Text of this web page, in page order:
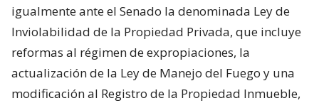
igualmente ante el Senado la denominada Ley de
Inviolabilidad de la Propiedad Privada, que incluye
reformas al régimen de expropiaciones, la
actualización de la Ley de Manejo del Fuego y una
modificación al Registro de la Propiedad Inmueble,